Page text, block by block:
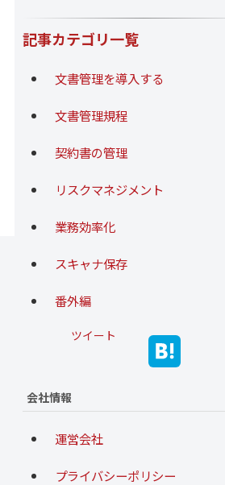
記事カテゴリ一覧
文書管理を導入する
文書管理規程
契約書の管理
リスクマネジメント
業務効率化
スキャナ保存
番外編
ツイート
会社情報
運営会社
プライバシーポリシー